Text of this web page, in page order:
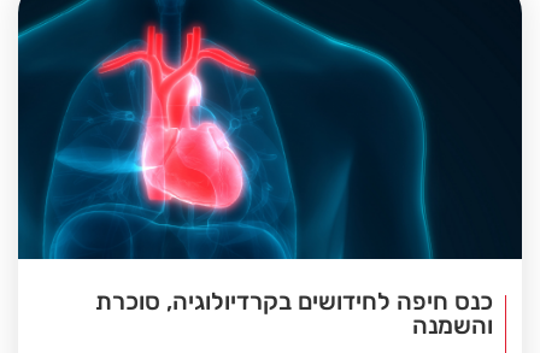
כנס חיפה לחידושים בקרדיולוגיה, סוכרת
והשמנה